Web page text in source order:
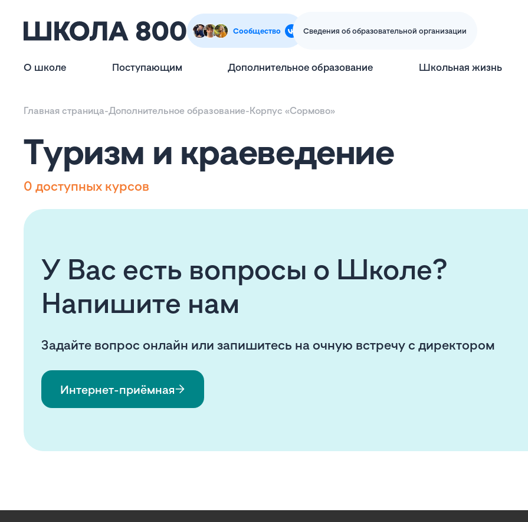
Сообщество Сведения об образовательной организации
О школе Поступающим Дополнительное образование Школьная жизнь
Главная страница-Дополнительное образование-Корпус «Сормово»
Туризм и краеведение
0 доступных курсов
У Вас есть вопросы о Школе?
Напишите нам
Задайте вопрос онлайн или запишитесь на очную встречу с директором
Интернет-приёмная